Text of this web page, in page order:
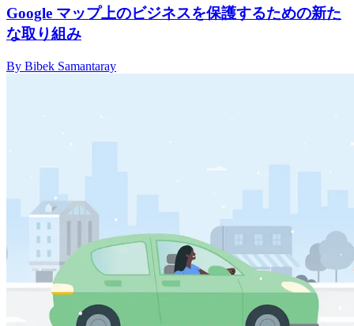
Google マップ上のビジネスを保護するための新た
な取り組み
By Bibek Samantaray